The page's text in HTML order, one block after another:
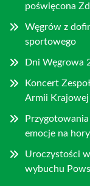
poświęcona
Węgrów z
sportowego
Dni Węgrowa
Koncert
Armii Krajowej
emocje na
Uroczystości
wybuchu